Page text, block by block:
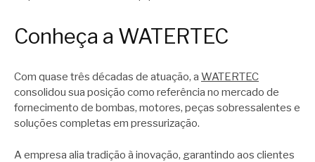
Conheça a WATERTEC
Com quase três décadas de atuação, a WATERTEC
consolidou sua posição como referência no mercado de
fornecimento de bombas, motores, peças sobressalentes e
soluções completas em pressurização.
A empresa alia tradição à inovação, garantindo aos clientes